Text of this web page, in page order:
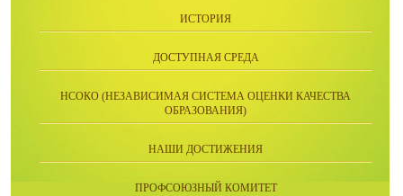
ИСТОРИЯ
ДОСТУПНАЯ СРЕДА
НСОКО (НЕЗАВИСИМАЯ СИСТЕМА ОЦЕНКИ КАЧЕСТВА
ОБРАЗОВАНИЯ)
НАШИ ДОСТИЖЕНИЯ
ПРОФСОЮЗНЫЙ КОМИТЕТ